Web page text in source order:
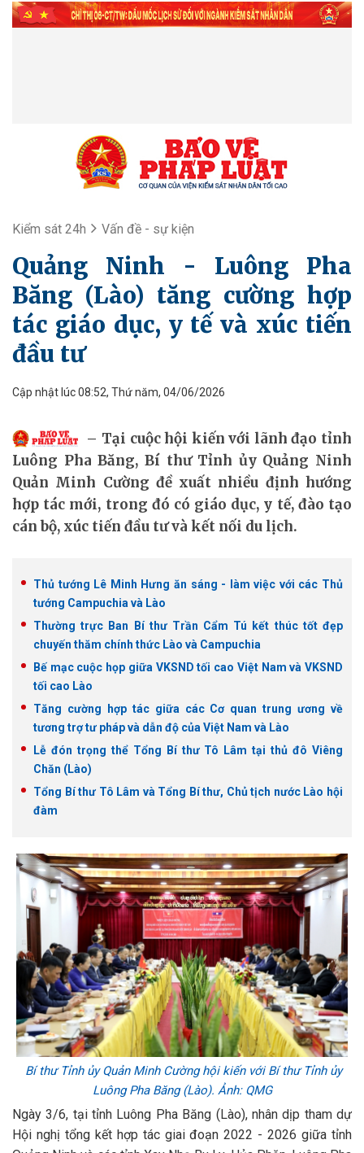
Kiểm sát 24h Vấn đề - sự kiện
Quảng Ninh - Luông Pha
Băng (Lào) tăng cường hợp
tác giáo dục, y tế và xúc tiến
đầu tư
Cập nhật lúc 08:52, Thứ năm, 04/06/2026
Tại cuộc hội kiến với lãnh đạo tỉnh
Luông Pha Băng, Bí thư Tỉnh ủy Quảng Ninh
Quản Minh Cường đề xuất nhiều định hướng
hợp tác mới, trong đó có giáo dục, y tế, đào tạo
cán bộ, xúc tiến đầu tư và kết nối du lịch.
Thủ tướng Lê Minh Hưng ăn sáng - làm việc với các Thủ
tướng Campuchia và Lào
Thường trực Ban Bí thư Trần Cẩm Tú kết thúc tốt đẹp
chuyến thăm chính thức Lào và Campuchia
Bế mạc cuộc họp giữa VKSND tối cao Việt Nam và VKSND
tối cao Lào
Tăng cường hợp tác giữa các Cơ quan trung ương về
tương trợ tư pháp và dẫn độ của Việt Nam và Lào
Lễ đón trọng thể Tổng Bí thư Tô Lâm tại thủ đô Viêng
Chăn (Lào)
Tổng Bí thư Tô Lâm và Tổng Bí thư, Chủ tịch nước Lào hội
đàm
Bí thư Tỉnh ủy Quản Minh Cường hội kiến với Bí thư Tỉnh ủy
Luông Pha Băng (Lào). Ảnh: QMG
Ngày 3/6, tại tỉnh Luông Pha Băng (Lào), nhân dịp tham dự
Hội nghị tổng kết hợp tác giai đoạn 2022 - 2026 giữa tỉnh